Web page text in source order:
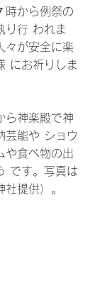
から例祭の
り行 われま
々が安全に楽
にお祈りしま
神楽殿で神
芸能や ショウ
や食べ物の出
です。写真は
社提供）。